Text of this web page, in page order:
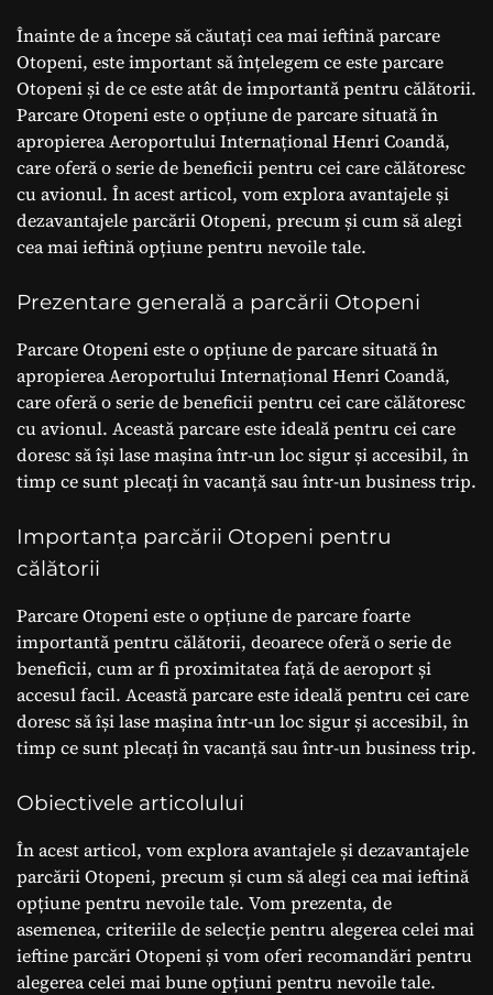
Înainte de a începe să căutați cea mai ieftină parcare
Otopeni, este important să înțelegem ce este parcare
Otopeni și de ce este atât de importantă pentru călătorii.
Parcare Otopeni este o opțiune de parcare situată în
apropierea Aeroportului Internațional Henri Coandă,
care oferă o serie de beneficii pentru cei care călătoresc
cu avionul. În acest articol, vom explora avantajele și
dezavantajele parcării Otopeni, precum și cum să alegi
cea mai ieftină opțiune pentru nevoile tale.
Prezentare generală a parcării Otopeni
Parcare Otopeni este o opțiune de parcare situată în
apropierea Aeroportului Internațional Henri Coandă,
care oferă o serie de beneficii pentru cei care călătoresc
cu avionul. Această parcare este ideală pentru cei care
doresc să își lase mașina într-un loc sigur și accesibil, în
timp ce sunt plecați în vacanță sau într-un business trip.
Importanța parcării Otopeni pentru
călătorii
Parcare Otopeni este o opțiune de parcare foarte
importantă pentru călătorii, deoarece oferă o serie de
beneficii, cum ar fi proximitatea față de aeroport și
accesul facil. Această parcare este ideală pentru cei care
doresc să își lase mașina într-un loc sigur și accesibil, în
timp ce sunt plecați în vacanță sau într-un business trip.
Obiectivele articolului
În acest articol, vom explora avantajele și dezavantajele
parcării Otopeni, precum și cum să alegi cea mai ieftină
opțiune pentru nevoile tale. Vom prezenta, de
asemenea, criteriile de selecție pentru alegerea celei mai
ieftine parcări Otopeni și vom oferi recomandări pentru
alegerea celei mai bune opțiuni pentru nevoile tale.